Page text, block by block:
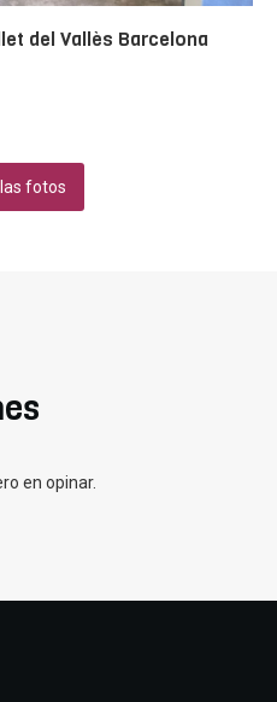
del Vallès Barcelona
fotos
en opinar.